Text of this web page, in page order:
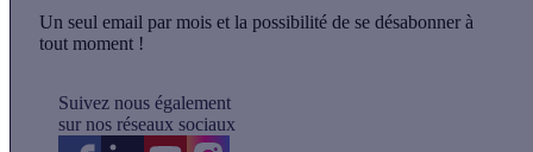
Un seul email par mois et la possibilité de se désabonner à
tout moment !
Suivez nous également
sur nos réseaux sociaux